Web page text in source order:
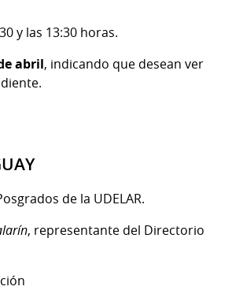
y las 13:30 horas.
abril, indicando que desean ver
de la UDELAR.
, representante del Directorio